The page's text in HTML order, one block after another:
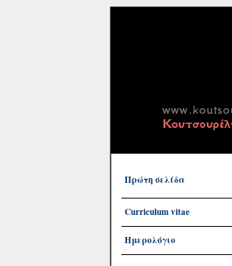
Πρώτη σελίδα
Curriculum vitae
Ημερολόγιο